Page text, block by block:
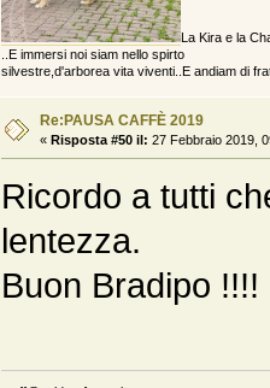
La Kira e la
..E immersi noi siam nello spirto
silvestre,d'arborea vita viventi..E andiam di
Re:PAUSA CAFFÈ 2019
« Risposta #50 il: 27 Febbraio 2019,
Ricordo a tutti
lentezza.
Buon Bradipo !!!!